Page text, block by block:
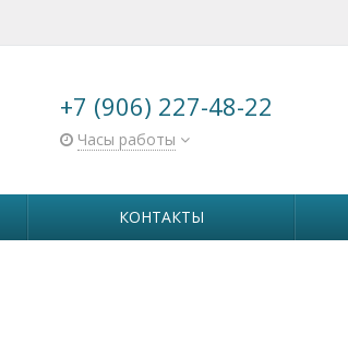
+7 (906) 227-48-22
Часы работы
КОНТАКТЫ